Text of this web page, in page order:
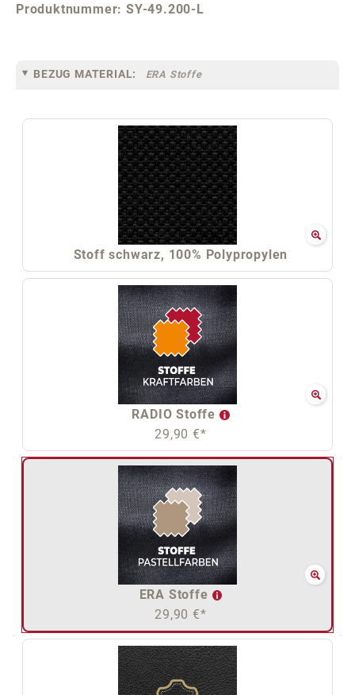
Produktnummer:SY-49.200-L
BEZUG MATERIAL: ERA Stoffe
Stoff schwarz, 100% Polypropylen
RADIO Stoffe
29,90 €*
ERA Stoffe
29,90 €*